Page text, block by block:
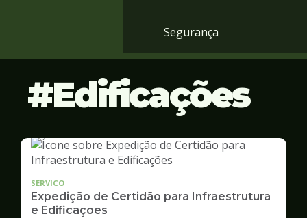
Segurança
Edificações
SERVICO
Expedição de Certidão para Infraestrutura
e Edificações